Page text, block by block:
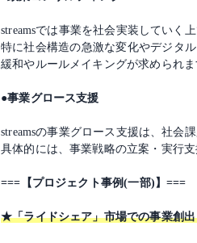
streamsでは事業を社会実装していく
特に社会構造の急激な変化やデジタ
緩和やルールメイキングが求められま
●事業グロース支援
streamsの事業グロース支援は、社会
具体的には、事業戦略の立案・実行
===【プロジェクト事例(一部)】===
★「ライドシェア」市場での事業創